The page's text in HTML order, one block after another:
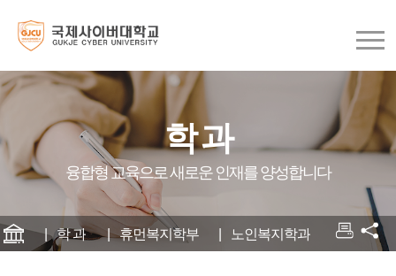
학 과
융합형 교육으로 새로운 인재를 양성합니다
학 과 휴먼복지학부 노인복지학과